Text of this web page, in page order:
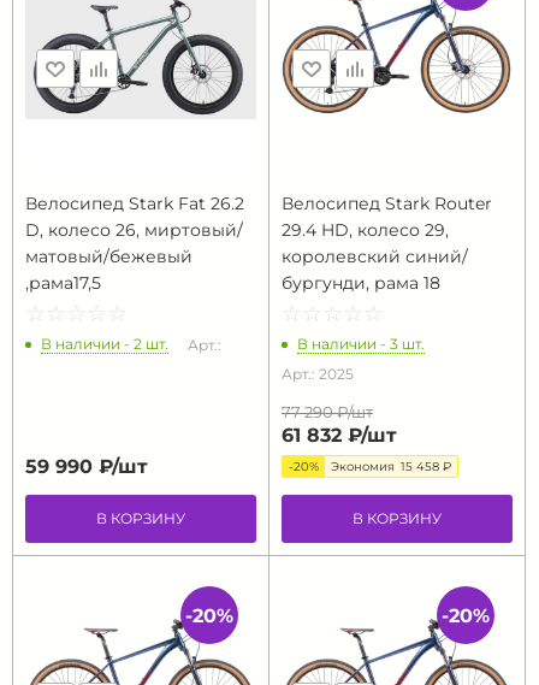
Велосипед Stark Fat 26.2
D, колесо 26, миртовый/
матовый/бежевый
,рама17,5
☆ ☆ ☆ ☆ ☆
★ ★ ★ ★ ★
В наличии - 2 шт. Арт.:
59 990 ₽/шт
В КОРЗИНУ
Велосипед Stark Router
29.4 HD, колесо 29,
королевский синий/
бургунди, рама 18
☆ ☆ ☆ ☆ ☆
★ ★ ★ ★ ★
В наличии - 3 шт.
Арт.: 2025
77 290 ₽/шт
61 832 ₽/шт
-20% Экономия 15 458 ₽
В КОРЗИНУ
-20% -20%